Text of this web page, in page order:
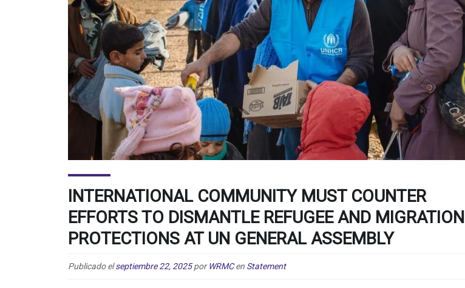
INTERNATIONAL COMMUNITY MUST COUNTER
EFFORTS TO DISMANTLE REFUGEE AND MIGRATION
PROTECTIONS AT UN GENERAL ASSEMBLY
Publicado elseptiembre 22, 2025 por WRMC en Statement